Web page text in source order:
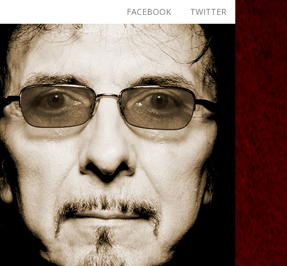
TWITTER
FACEBOOK